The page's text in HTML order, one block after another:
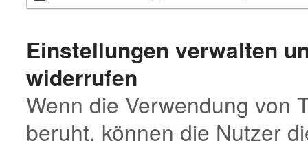
Einstellungen verwalten
widerrufen
Wenn die Verwendung von
beruht, können die Nutzer